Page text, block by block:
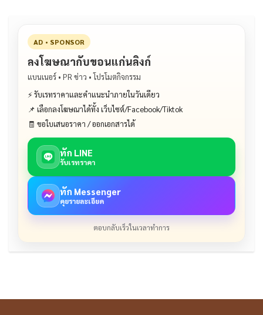
AD • SPONSOR
ลงโฆษณากับขอนแก่นลิงก์
แบนเนอร์ • PR ข่าว • โปรโมตกิจกรรม
⚡ รับเรทราคาและคำแนะนำภายในวันเดียว
📌 เลือกลงโฆษณาได้ทั้ง เว็บไซต์/Facebook/Tiktok
🧾 ขอใบเสนอราคา / ออกเอกสารได้
ทัก LINE
รับเรทราคา
ทัก Messenger
คุยรายละเอียด
ตอบกลับเร็วในเวลาทำการ